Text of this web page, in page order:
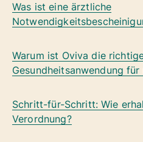
Was ist eine ärztliche
Warum ist Oviva die
Gesundheitsanwendung für
Schritt-für-Schritt: Wie
Verordnung?